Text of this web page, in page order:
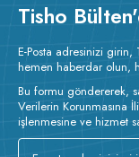
Tisho
E-Posta adresinizi girin,
hemen haberdar olun,
Bu formu göndererek,
Verilerin Korunmasına
işlenmesine ve hizmet